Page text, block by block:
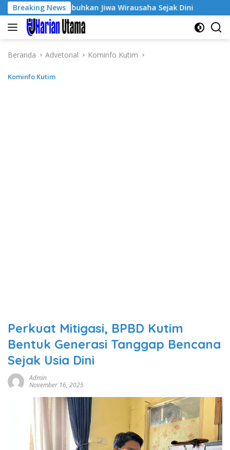
Langsung
ke
konten
Breaking News
Tumbuhkan Jiwa Wirausaha Sejak Dini GratisPol
Beranda Advetorial Kominfo Kutim
Kominfo Kutim
Perkuat Mitigasi, BPBD Kutim
Bentuk Generasi Tanggap Bencana
Sejak Usia Dini
Admin
November 16, 2025